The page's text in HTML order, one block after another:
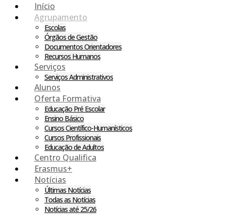
Início
Agrupamento
Escolas
Órgãos de Gestão
Documentos Orientadores
Recursos Humanos
Serviços
Serviços Administrativos
Alunos
Oferta Formativa
Educação Pré Escolar
Ensino Básico
Cursos Científico-Humanísticos
Cursos Profissionais
Educação de Adultos
Centro Qualifica
Erasmus+
Notícias
Últimas Notícias
Todas as Notícias
Notícias até 25/26